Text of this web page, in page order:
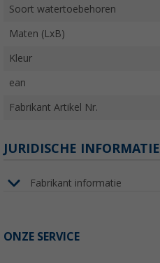
Soort watertoebehoren
Maten (LxB)
Kleur
ean
Fabrikant Artikel Nr.
JURIDISCHE INFORMATIE
Fabrikant informatie
ONZE SERVICE